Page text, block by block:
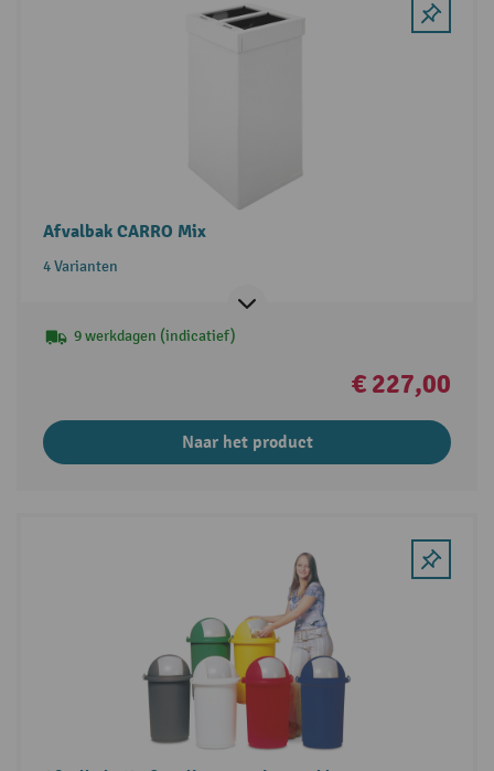
Afvalbak CARRO Mix
4 Varianten
9 werkdagen (indicatief)
€ 227,00
Naar het product